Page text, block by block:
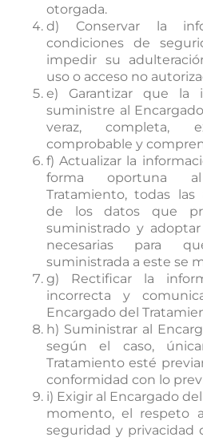
otorgada.
d) Conservar la
condiciones de
impedir su
uso o acceso no
e) Garantizar que la
suministre al
veraz, completa,
comprobable y
f) Actualizar la
forma oportuna
Tratamiento, todas las
de los datos que
suministrado y
necesarias para
suministrada a este se
g) Rectificar la
incorrecta y
Encargado del
h) Suministrar al
según el caso,
Tratamiento esté
conformidad con lo
i) Exigir al Encargado
momento, el respeto
seguridad y privacidad